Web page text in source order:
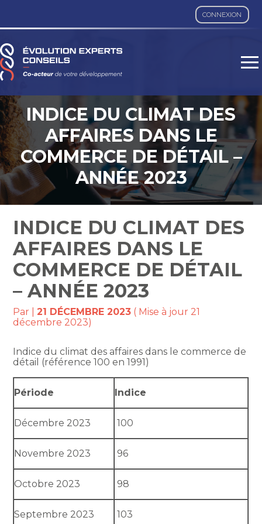
CONNEXION
Aller
au
INDICE DU CLIMAT DES
AFFAIRES DANS LE
COMMERCE DE DÉTAIL –
ANNÉE 2023
INDICE DU CLIMAT DES
AFFAIRES DANS LE
COMMERCE DE DÉTAIL
– ANNÉE 2023
Par |21 DÉCEMBRE 2023 ( Mise à jour 21
décembre 2023)
Indice du climat des affaires dans le commerce de
détail (référence 100 en 1991)
Période Indice
Décembre 2023 100
Novembre 2023 96
Octobre 2023 98
Septembre 2023 103